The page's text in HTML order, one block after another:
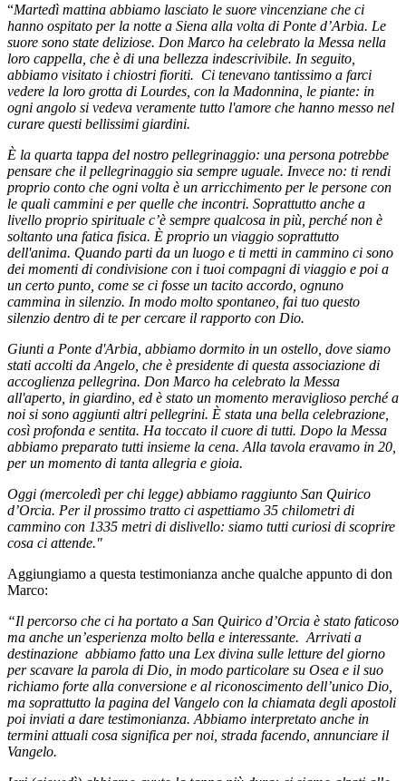
“Martedì mattina abbiamo lasciato le suore vincenziane che ci
hanno ospitato per la notte a Siena alla volta di Ponte d’Arbia. Le
suore sono state deliziose. Don Marco ha celebrato la Messa nella
loro cappella, che è di una bellezza indescrivibile. In seguito,
abbiamo visitato i chiostri fioriti. Ci tenevano tantissimo a farci
vedere la loro grotta di Lourdes, con la Madonnina, le piante: in
ogni angolo si vedeva veramente tutto l'amore che hanno messo nel
curare questi bellissimi giardini.
È la quarta tappa del nostro pellegrinaggio: una persona potrebbe
pensare che il pellegrinaggio sia sempre uguale. Invece no: ti rendi
proprio conto che ogni volta è un arricchimento per le persone con
le quali cammini e per quelle che incontri. Soprattutto anche a
livello proprio spirituale c’è sempre qualcosa in più, perché non è
soltanto una fatica fisica. È proprio un viaggio soprattutto
dell'anima. Quando parti da un luogo e ti metti in cammino ci sono
dei momenti di condivisione con i tuoi compagni di viaggio e poi a
un certo punto, come se ci fosse un tacito accordo, ognuno
cammina in silenzio. In modo molto spontaneo, fai tuo questo
silenzio dentro di te per cercare il rapporto con Dio.
Giunti a Ponte d'Arbia, abbiamo dormito in un ostello, dove siamo
stati accolti da Angelo, che è presidente di questa associazione di
accoglienza pellegrina. Don Marco ha celebrato la Messa
all'aperto, in giardino, ed è stato un momento meraviglioso perché a
noi si sono aggiunti altri pellegrini. È stata una bella celebrazione,
così profonda e sentita. Ha toccato il cuore di tutti. Dopo la Messa
abbiamo preparato tutti insieme la cena. Alla tavola eravamo in 20,
per un momento di tanta allegria e gioia.
Oggi (mercoledì per chi legge) abbiamo raggiunto San Quirico
d’Orcia. Per il prossimo tratto ci aspettiamo 35 chilometri di
cammino con 1335 metri di dislivello: siamo tutti curiosi di scoprire
cosa ci attende."
Aggiungiamo a questa testimonianza anche qualche appunto di don
Marco:
“Il percorso che ci ha portato a San Quirico d’Orcia è stato faticoso
ma anche un’esperienza molto bella e interessante. Arrivati a
destinazione abbiamo fatto una Lex divina sulle letture del giorno
per scavare la parola di Dio, in modo particolare su Osea e il suo
richiamo forte alla conversione e al riconoscimento dell’unico Dio,
ma soprattutto la pagina del Vangelo con la chiamata degli apostoli
poi inviati a dare testimonianza. Abbiamo interpretato anche in
termini attuali cosa significa per noi, strada facendo, annunciare il
Vangelo.